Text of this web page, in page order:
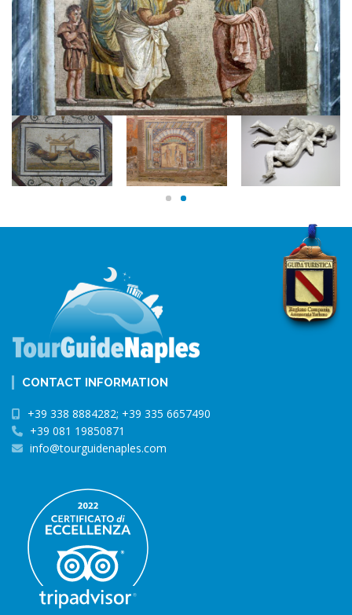
CONTACT INFORMATION
+39 338 8884282; +39 335 6657490
+39 081 19850871
info@tourguidenaples.com